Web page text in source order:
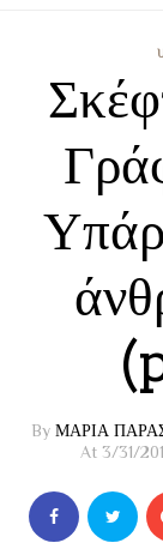
By ΜΑΡΙΑ
At 3/31/